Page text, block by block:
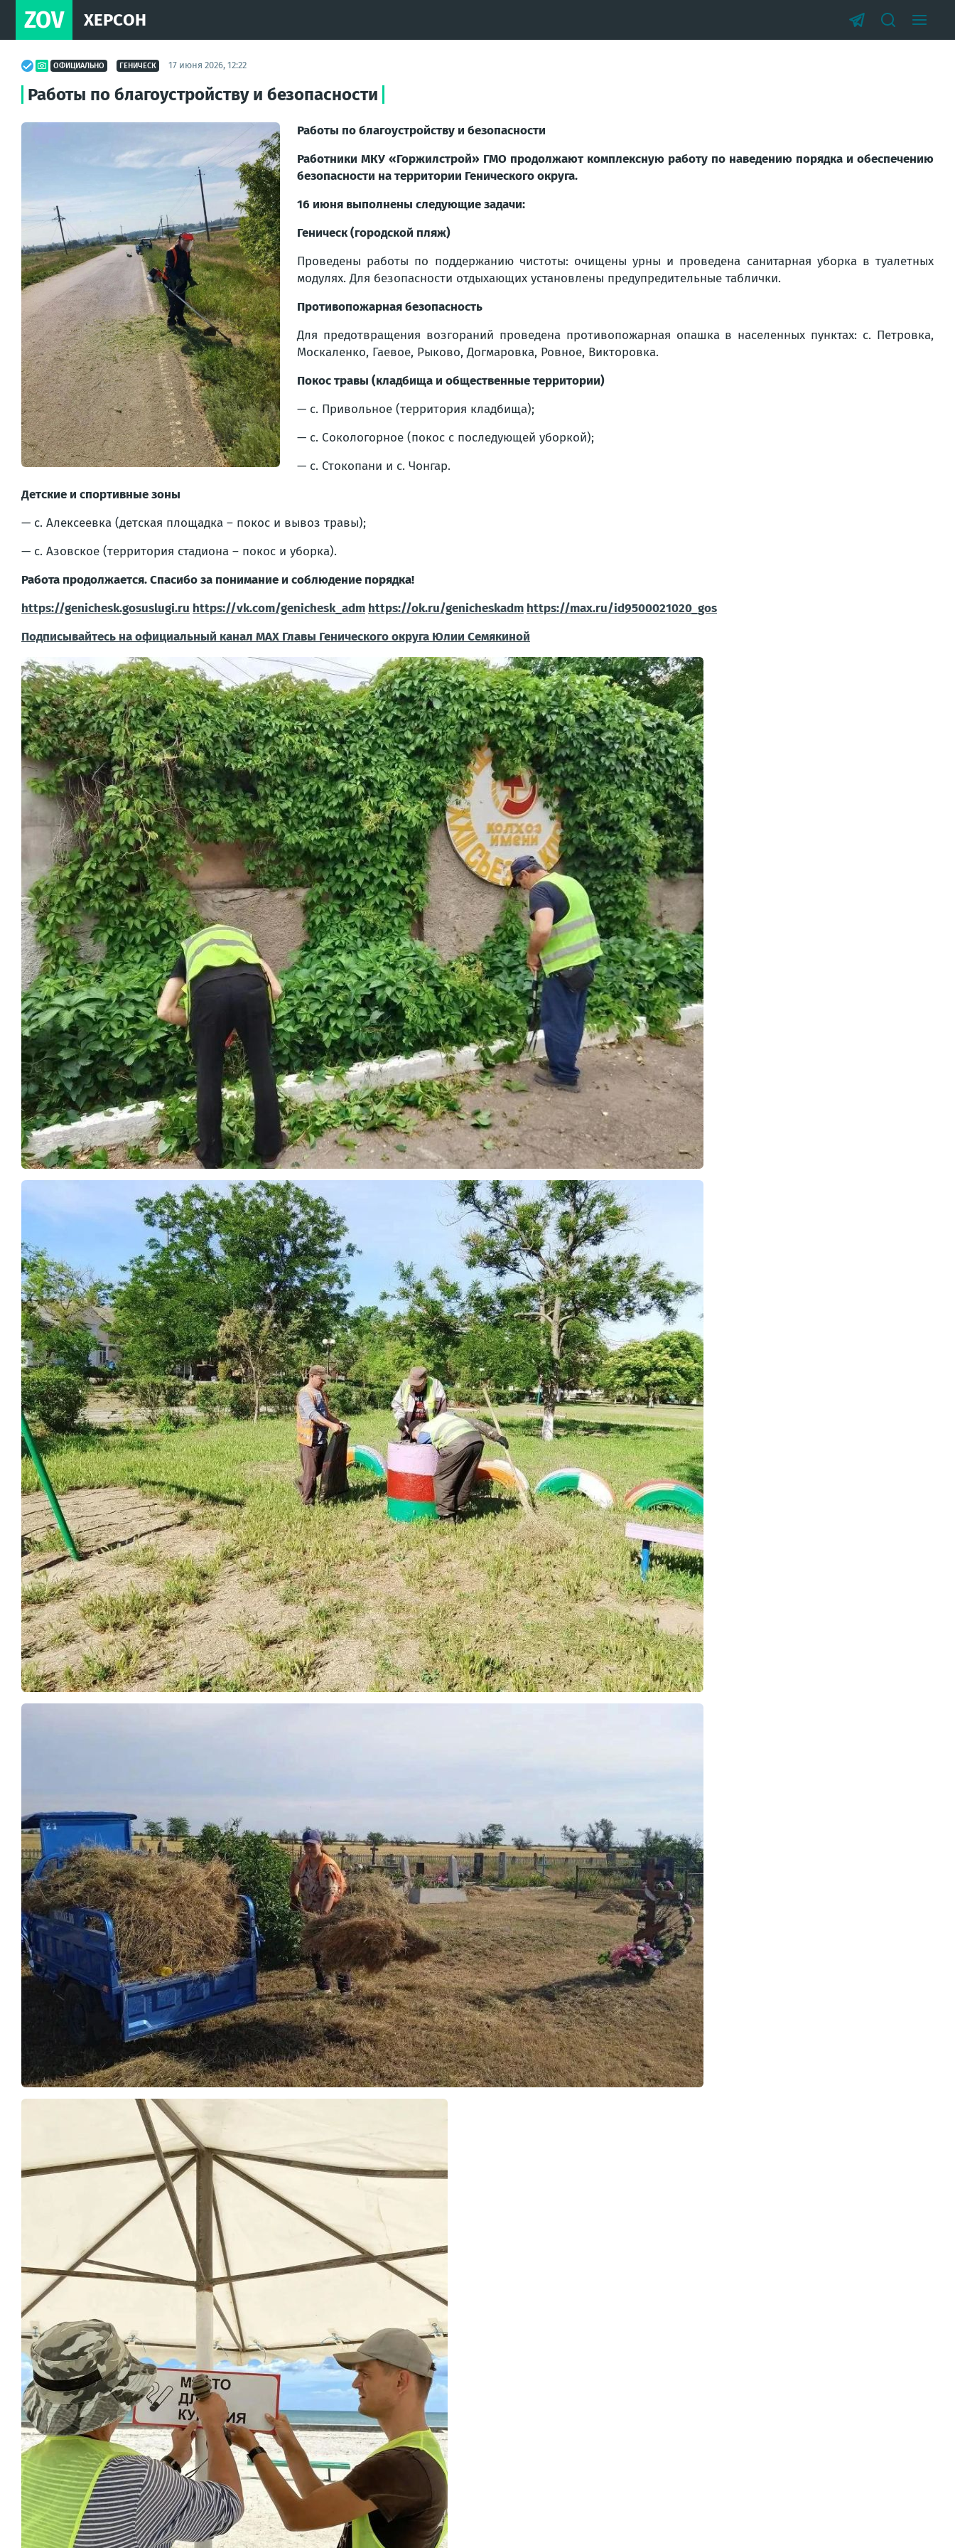
ZOV ХЕРСОН
ОФИЦИАЛЬНО ГЕНИЧЕСК 17 июня 2026, 12:22
Работы по благоустройству и безопасности
Работы по благоустройству и безопасности
Работники МКУ «Горжилстрой» ГМО продолжают комплексную работу по наведению порядка и обеспечению
безопасности на территории Генического округа.
16 июня выполнены следующие задачи:
Геническ (городской пляж)
Проведены работы по поддержанию чистоты: очищены урны и проведена санитарная уборка в туалетных
модулях. Для безопасности отдыхающих установлены предупредительные таблички.
Противопожарная безопасность
Для предотвращения возгораний проведена противопожарная опашка в населенных пунктах: с. Петровка,
Москаленко, Гаевое, Рыково, Догмаровка, Ровное, Викторовка.
Покос травы (кладбища и общественные территории)
— с. Привольное (территория кладбища);
— с. Сокологорное (покос с последующей уборкой);
— с. Стокопани и с. Чонгар.
Детские и спортивные зоны
— с. Алексеевка (детская площадка – покос и вывоз травы);
— с. Азовское (территория стадиона – покос и уборка).
Работа продолжается. Спасибо за понимание и соблюдение порядка!
https://genichesk.gosuslugi.ru https://vk.com/genichesk_adm https://ok.ru/genicheskadm https://max.ru/id9500021020_gos
Подписывайтесь на официальный канал МАХ Главы Генического округа Юлии Семякиной